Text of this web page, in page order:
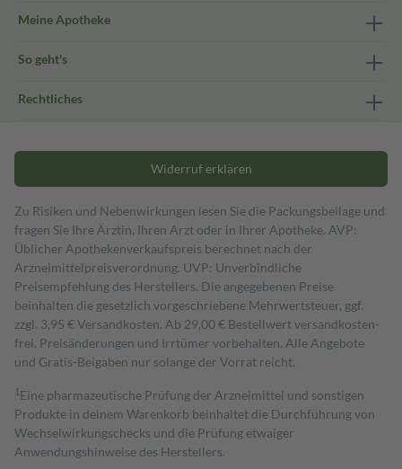
Meine Apotheke
So geht's
Rechtliches
Widerruf erklären
Zu Risiken und Nebenwirkungen lesen Sie die Packungsbeilage und
fragen Sie Ihre Ärztin, Ihren Arzt oder in Ihrer Apotheke. AVP:
Üblicher Apothekenverkaufspreis berechnet nach der
Arzneimittelpreisverordnung. UVP: Unverbindliche
Preisempfehlung des Herstellers. Die angegebenen Preise
beinhalten die gesetzlich vorgeschriebene Mehrwertsteuer, ggf.
zzgl. 3,95 € Versandkosten. Ab 29,00 € Bestell­wert versand­kosten­
frei. Preisänderungen und Irrtümer vorbehalten. Alle Angebote
und Gratis-Beigaben nur solange der Vorrat reicht.
1 Eine pharmazeutische Prüfung der Arzneimittel und sonstigen
Produkte in deinem Warenkorb beinhaltet die Durchführung von
Wechselwirkungschecks und die Prüfung etwaiger
Anwendungshinweise des Herstellers.